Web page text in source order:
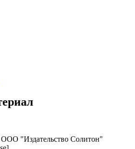
"Издательство Солитон"